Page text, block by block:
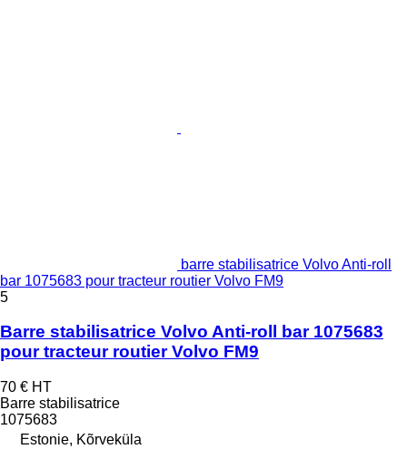
barre stabilisatrice Volvo Anti-roll
bar 1075683 pour tracteur routier Volvo FM9
5
Barre stabilisatrice Volvo Anti-roll bar 1075683
pour tracteur routier Volvo FM9
70 € HT
Barre stabilisatrice
1075683
Estonie, Kõrveküla